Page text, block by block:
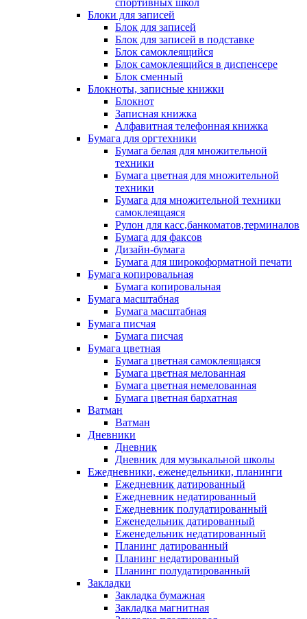
спортивных школ
Блоки для записей
Блок для записей
Блок для записей в подставке
Блок самоклеящийся
Блок самоклеящийся в диспенсере
Блок сменный
Блокноты, записные книжки
Блокнот
Записная книжка
Алфавитная телефонная книжка
Бумага для оргтехники
Бумага белая для множительной
техники
Бумага цветная для множительной
техники
Бумага для множительной техники
самоклеящаяся
Рулон для касс,банкоматов,терминалов
Бумага для факсов
Дизайн-бумага
Бумага для широкоформатной печати
Бумага копировальная
Бумага копировальная
Бумага масштабная
Бумага масштабная
Бумага писчая
Бумага писчая
Бумага цветная
Бумага цветная самоклеящаяся
Бумага цветная мелованная
Бумага цветная немелованная
Бумага цветная бархатная
Ватман
Ватман
Дневники
Дневник
Дневник для музыкальной школы
Ежедневники, еженедельники, планинги
Ежедневник датированный
Ежедневник недатированный
Ежедневник полудатированный
Еженедельник датированный
Еженедельник недатированный
Планинг датированный
Планинг недатированный
Планинг полудатированный
Закладки
Закладка бумажная
Закладка магнитная